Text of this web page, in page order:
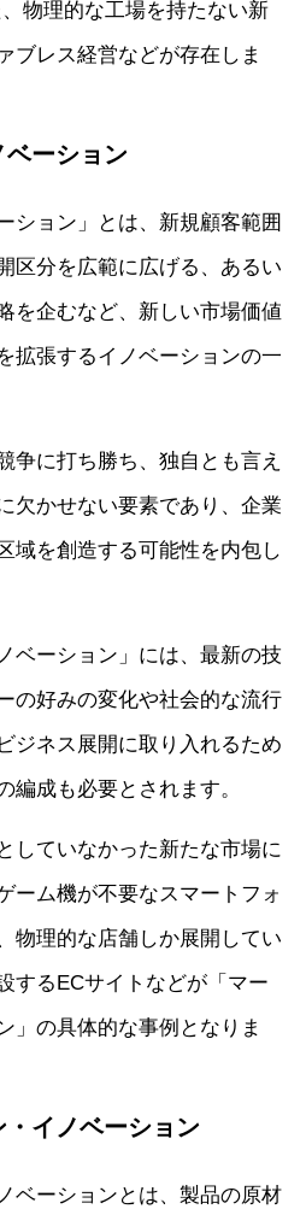
物理的な工場を持たない新
ブレス経営などが存在しま
ーション
ション」とは、新規顧客範囲
区分を広範に広げる、あるい
を企むなど、新しい市場価値
拡張するイノベーションの一
争に打ち勝ち、独自とも言え
欠かせない要素であり、企業
域を創造する可能性を内包し
ベーション」には、最新の技
の好みの変化や社会的な流行
ジネス展開に取り入れるため
編成も必要とされます。
していなかった新たな市場に
ーム機が不要なスマートフォ
物理的な店舗しか展開してい
するECサイトなどが「マー
」の具体的な事例となりま
イノベーション
ベーションとは、製品の原材